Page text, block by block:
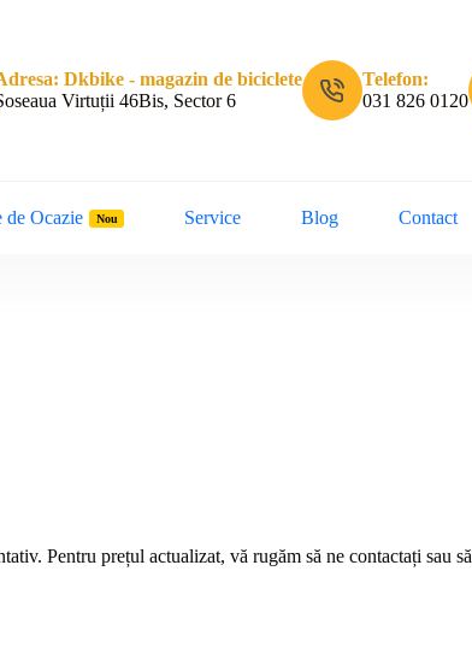
Dkbike - magazin de biciclete
Virtuții 46Bis, Sector 6
Telefon:
031 826 0120
de Ocazie Nou Service Blog Contact
Pentru prețul actualizat, vă rugăm să ne contactați sau să